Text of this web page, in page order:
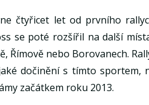
čtyřicet let od prvního
se poté rozšířil na další
Římově nebo Borovanech.
dočinění s tímto sportem,
začátkem roku 2013.